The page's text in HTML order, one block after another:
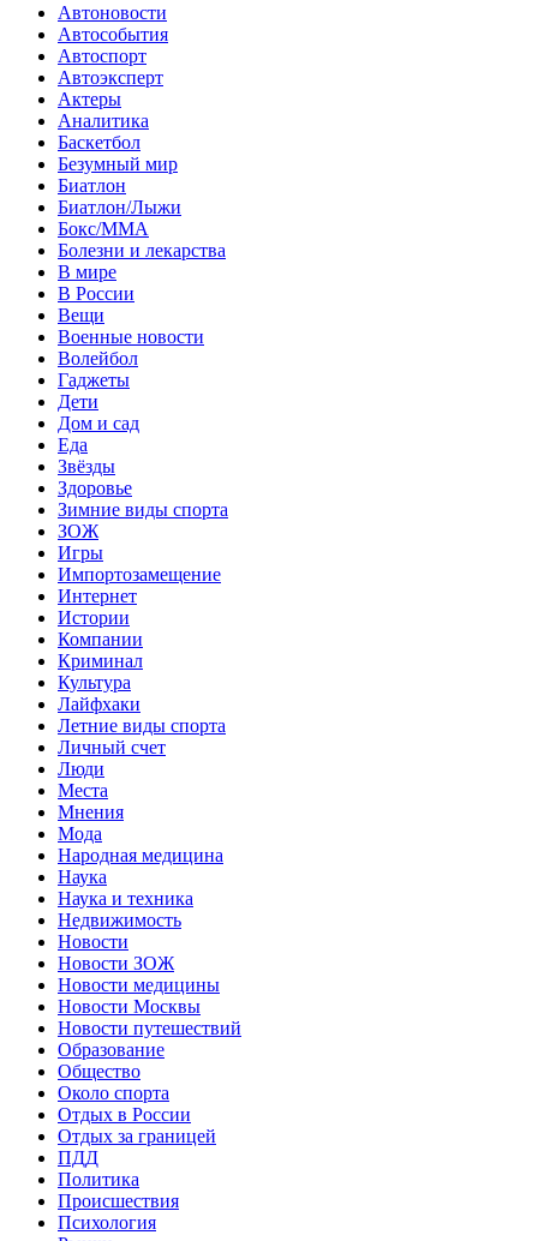
Автоновости
Автособытия
Автоспорт
Автоэксперт
Актеры
Аналитика
Баскетбол
Безумный мир
Биатлон
Биатлон/Лыжи
Бокс/MMA
Болезни и лекарства
В мире
В России
Вещи
Военные новости
Волейбол
Гаджеты
Дети
Дом и сад
Еда
Звёзды
Здоровье
Зимние виды спорта
ЗОЖ
Игры
Импортозамещение
Интернет
Истории
Компании
Криминал
Культура
Лайфхаки
Летние виды спорта
Личный счет
Люди
Места
Мнения
Мода
Народная медицина
Наука
Наука и техника
Недвижимость
Новости
Новости ЗОЖ
Новости медицины
Новости Москвы
Новости путешествий
Образование
Общество
Около спорта
Отдых в России
Отдых за границей
ПДД
Политика
Происшествия
Психология